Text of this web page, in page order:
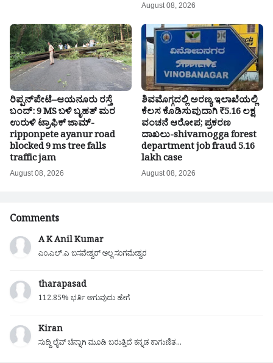
August 08, 2026
ರಿಪ್ಪನ್‌ಪೇಟೆ–ಆಯನೂರು ರಸ್ತೆ
ಬಂದ್: 9 MS ಬಳಿ ಬೃಹತ್ ಮರ
ಉರುಳಿ ಟ್ರಾಫಿಕ್ ಜಾಮ್-
ripponpete ayanur road
blocked 9 ms tree falls
traffic jam
August 08, 2026
ಶಿವಮೊಗ್ಗದಲ್ಲಿ ಅರಣ್ಯ ಇಲಾಖೆಯಲ್ಲಿ
ಕೆಲಸ ಕೊಡಿಸುವುದಾಗಿ ₹5.16 ಲಕ್ಷ
ವಂಚನೆ ಆರೋಪ; ಪ್ರಕರಣ
ದಾಖಲು-shivamogga forest
department job fraud 5.16
lakh case
August 08, 2026
Comments
A K Anil Kumar
ಎಂ.ಎಲ್.ಎ ಬಸವೇಶ್ವರ್ ಅಲ್ಲ ಸಂಗಮೇಶ್ವರ
tharapasad
112.85% ಭರ್ತಿ ಆಗುವುದು ಹೇಗೆ
Kiran
ಸುದ್ದಿ ಲೈವ್ ಚೆನ್ನಾಗಿ ಮೂಡಿ ಬರುತ್ತಿದೆ ಕನ್ನಡ ಕಾಗುಣಿತ...